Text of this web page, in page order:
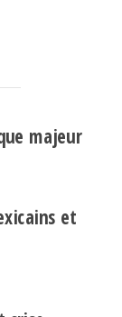
majeur
et